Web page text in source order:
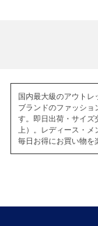
国内最大級のアウト
ブランドのファッショ
す。即日出荷・サイズ
上）。レディース・
毎日お得にお買い物を